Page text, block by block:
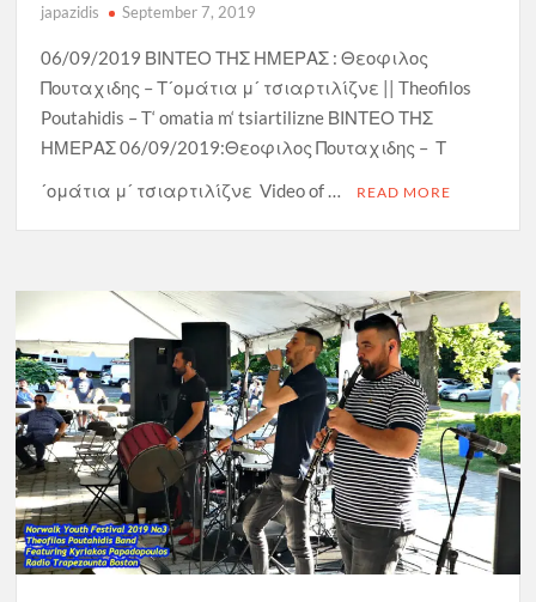
japazidis September 7, 2019
06/09/2019 ΒΙΝΤΕΟ ΤΗΣ ΗΜΕΡΑΣ : Θεοφιλος
Πουταχιδης – Τ´ομάτια μ´ τσιαρτιλίζνε || Theofilos
Poutahidis – T‘ omatia m‘ tsiartilizne ΒΙΝΤΕΟ ΤΗΣ
ΗΜΕΡΑΣ 06/09/2019:Θεοφιλος Πουταχιδης – Τ
´ομάτια μ´ τσιαρτιλίζνε Video of …
READ MORE